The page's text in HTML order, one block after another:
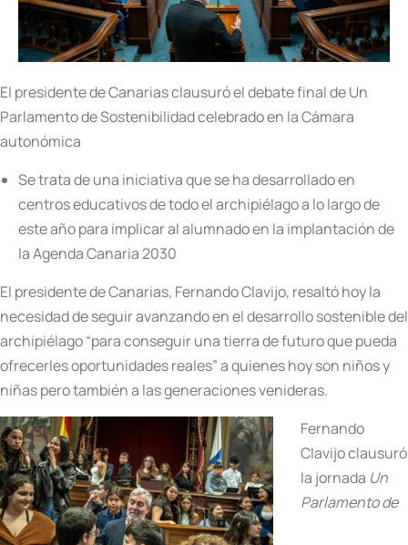
El presidente de Canarias clausuró el debate final de Un
Parlamento de Sostenibilidad celebrado en la Cámara
autonómica
Se trata de una iniciativa que se ha desarrollado en
centros educativos de todo el archipiélago a lo largo de
este año para implicar al alumnado en la implantación de
la Agenda Canaria 2030
El presidente de Canarias, Fernando Clavijo, resaltó hoy la
necesidad de seguir avanzando en el desarrollo sostenible del
archipiélago “para conseguir una tierra de futuro que pueda
ofrecerles oportunidades reales” a quienes hoy son niños y
niñas pero también a las generaciones venideras.
Fernando
Clavijo clausuró
la jornada Un
Parlamento de